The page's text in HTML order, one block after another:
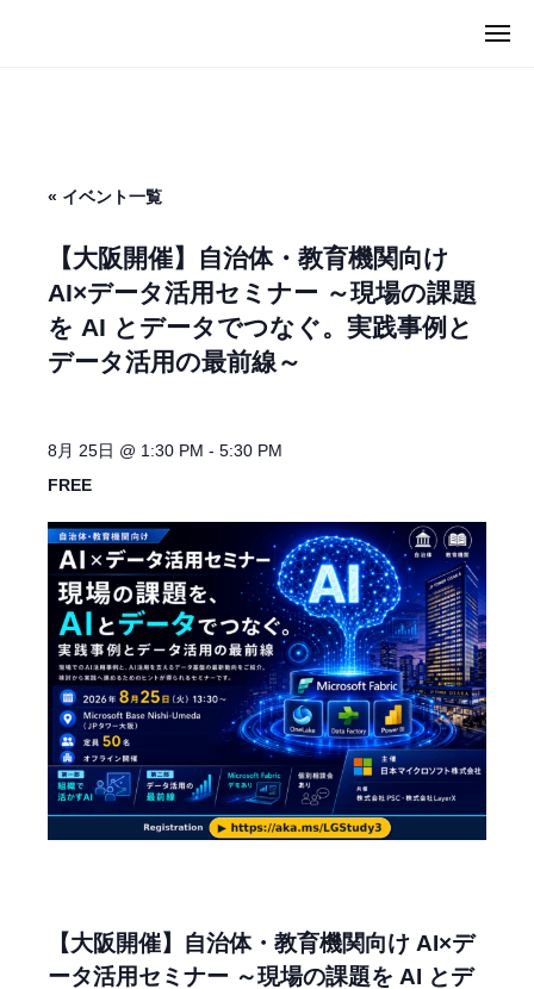
メ
« イベント一覧
【大阪開催】自治体・教育機関向け
AI×データ活用セミナー ～現場の課題
を AI とデータでつなぐ。実践事例と
データ活用の最前線～
8月 25日 @ 1:30 PM - 5:30 PM
FREE
【大阪開催】自治体・教育機関向け AI×デ
ータ活用セミナー ～現場の課題を AI とデ
ー